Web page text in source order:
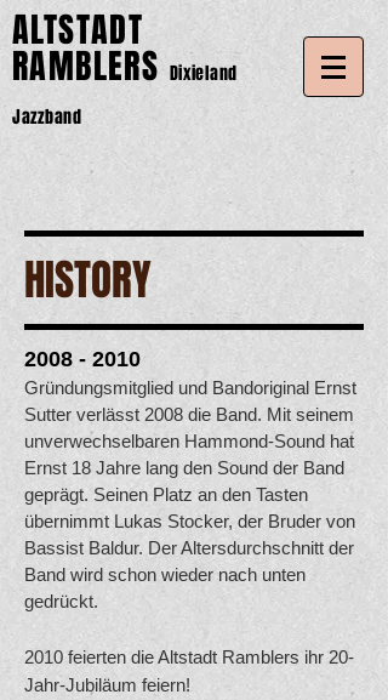
ALTSTADT
RAMBLERS Dixieland
Jazzband
HISTORY
2008 - 2010
Gründungsmitglied und Bandoriginal Ernst
Sutter verlässt 2008 die Band. Mit seinem
unverwechselbaren Hammond-Sound hat
Ernst 18 Jahre lang den Sound der Band
geprägt. Seinen Platz an den Tasten
übernimmt Lukas Stocker, der Bruder von
Bassist Baldur. Der Altersdurchschnitt der
Band wird schon wieder nach unten
gedrückt.
2010 feierten die Altstadt Ramblers ihr 20-
Jahr-Jubiläum feiern!